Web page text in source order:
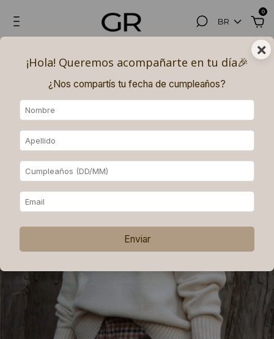
BR
0
×
¡Hola! Queremos acompañarte en tu día🎉​
¿Nos compartís tu fecha de cumpleaños?
Enviar